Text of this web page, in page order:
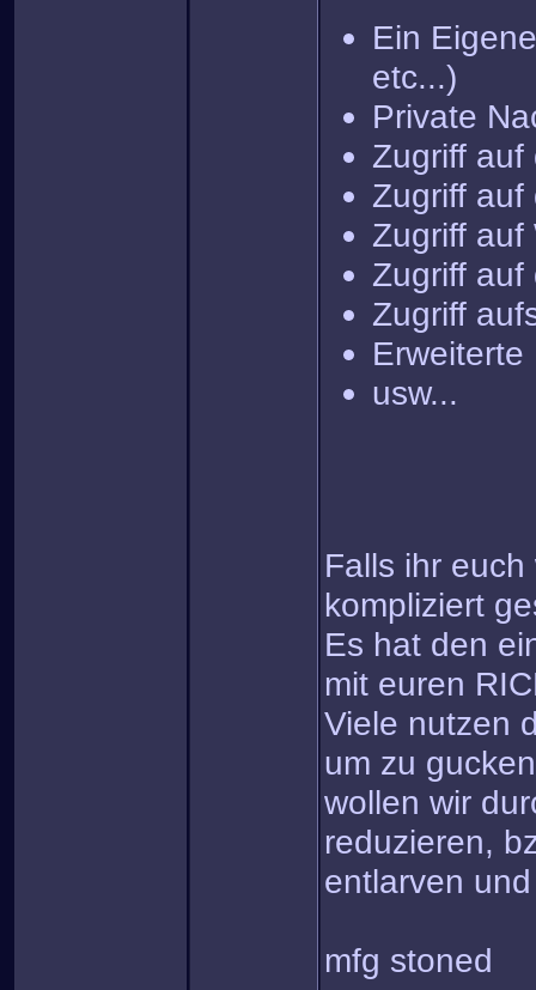
Ein
etc...)
Private
Zugriff
Zugriff auf
Zugriff auf
Zugriff
Zugriff
usw...
Falls ihr
kompliziert
Es hat den
mit euren
Viele nutzen
um zu
wollen wir
reduzieren,
entlarven
mfg stoned